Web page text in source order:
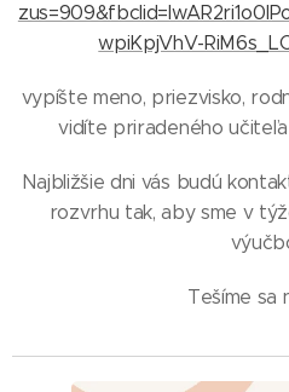
wpiKpjVhV-
vypíšte meno, priezvisko,
vidíte priradeného
Najbližšie dni vás budú
rozvrhu tak, aby sme v
Tešíme sa